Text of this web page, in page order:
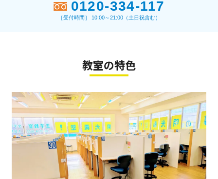
0120-334-117
［受付時間］ 10:00～21:00（土日祝含む）
教室の特色